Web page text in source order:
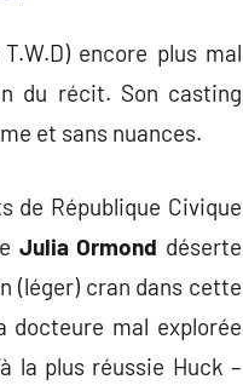
encore plus mal
du récit. Son casting
et sans nuances.
de République Civique
Julia Ormond déserte
(léger) cran dans cette
docteure mal explorée
la plus réussie Huck –